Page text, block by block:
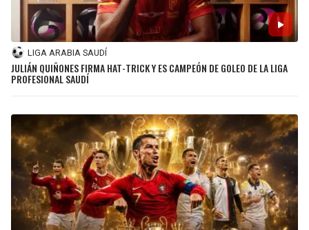
LIGA ARABIA SAUDÍ
JULIÁN QUIÑONES FIRMA HAT-TRICK Y ES CAMPEÓN DE GOLEO DE LA LIGA
PROFESIONAL SAUDÍ